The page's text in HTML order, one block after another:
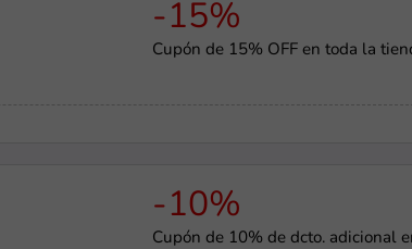
-15%
Cupón de 15% OFF en toda la
-10%
Cupón de 10% de dcto. adicional